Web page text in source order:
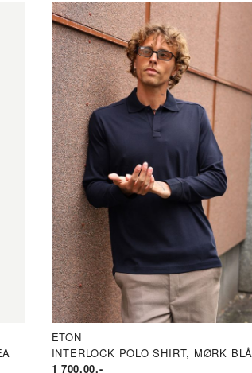
ETON
INTERLOCK POLO SHIRT, MØRK BLÅ
1 700.00,-